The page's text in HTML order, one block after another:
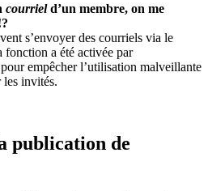
courrield’un membre, on me
s’envoyer des courriels via le
a été activée par
empêcher l’utilisation malveillante
invités.
publication de